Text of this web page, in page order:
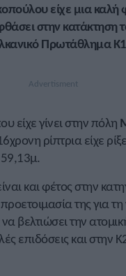
είχε μια καλή
στην κατάκτηση
Πρωτάθλημα
είχε γίνει στην πόλη
ρίπτρια είχε
και φέτος στην
προετοιμασία της για
βελτιώσει την
επιδόσεις και στην